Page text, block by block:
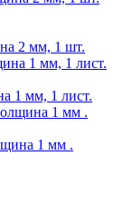
2 мм, 1 шт.
1 мм, 1 лист.
1 мм .